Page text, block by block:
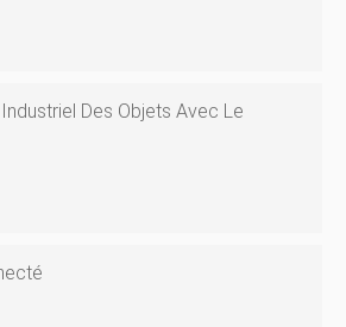
Des Objets Avec Le